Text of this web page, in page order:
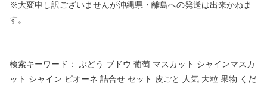
※大変申し訳ございませんが沖縄県・離島への発送は出来かねま
す。
検索キーワード： ぶどう ブドウ 葡萄 マスカット シャインマスカ
ット シャイン ピオーネ 詰合せ セット 皮ごと 人気 大粒 果物 くだ